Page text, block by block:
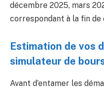
décembre 2025, mars
correspondant à la fin
Estimation de vos
simulateur de
Avant d’entamer les